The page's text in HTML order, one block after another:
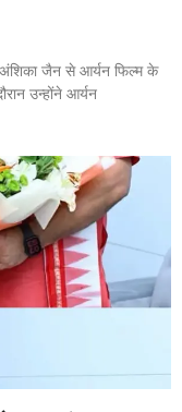
अंशिका जैन से आर्यन फिल्म के
उन्होंने आर्यन